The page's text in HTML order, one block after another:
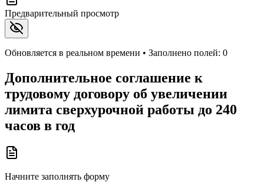
Предварительный просмотр
Обновляется в реальном времени • Заполнено полей: 0
Дополнительное соглашение к
трудовому договору об увеличении
лимита сверхурочной работы до 240
часов в год
Начните заполнять форму